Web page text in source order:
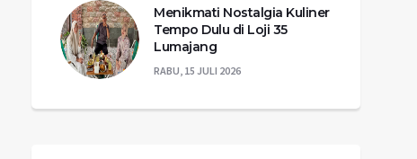
Menikmati Nostalgia Kuliner
Tempo Dulu di Loji 35
Lumajang
RABU, 15 JULI 2026